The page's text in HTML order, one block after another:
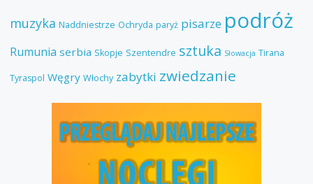
muzyka Naddniestrze Ochryda paryż pisarze podróż
Rumunia serbia Skopje Szentendre sztuka Słowacja Tirana
Tyraspol Węgry Włochy zabytki zwiedzanie